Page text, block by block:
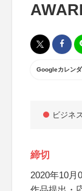
Googleカレン
ビジネ
締切
2020年10月